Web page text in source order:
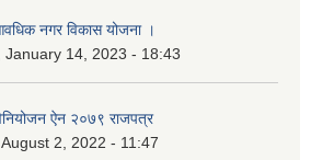
नगर विकास योजना ।
January 14, 2023 - 18:43
ऐन २०७९ राजपत्र
2, 2022 - 11:47